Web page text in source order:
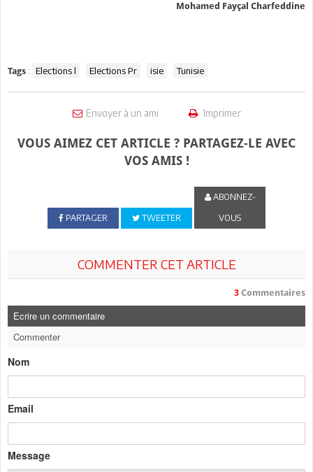
Mohamed Fayçal Charfeddine
Tags : Elections l Elections Pr isie Tunisie
Envoyer à un ami Imprimer
VOUS AIMEZ CET ARTICLE ? PARTAGEZ-LE AVEC
VOS AMIS !
PARTAGER TWEETER
ABONNEZ-
VOUS
COMMENTER CET ARTICLE
3 Commentaires
Ecrire un commentaire
Commenter
Nom
Email
Message